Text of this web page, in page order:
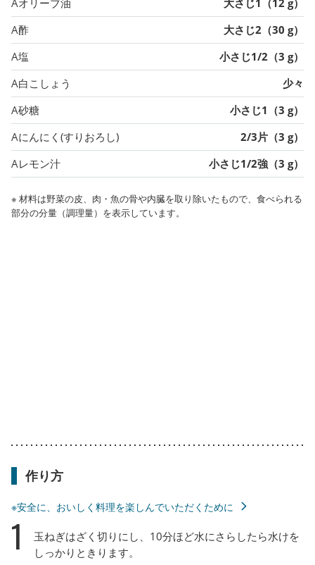
A酢
大さじ2（30 g）
A塩
小さじ1/2（3 g）
A白こしょう
少々
A砂糖
小さじ1（3 g）
Aにんにく(すりおろし)
2/3片（3 g）
Aレモン汁
小さじ1/2強（3 g）
※ 材料は野菜の皮、肉・魚の骨や内臓を取り除いたもので、食べられる
部分の分量（調理量）を表示しています。
作り方
※安全に、おいしく料理を楽しんでいただくために
1
玉ねぎはざく切りにし、10分ほど水にさらしたら水けを
しっかりときります。